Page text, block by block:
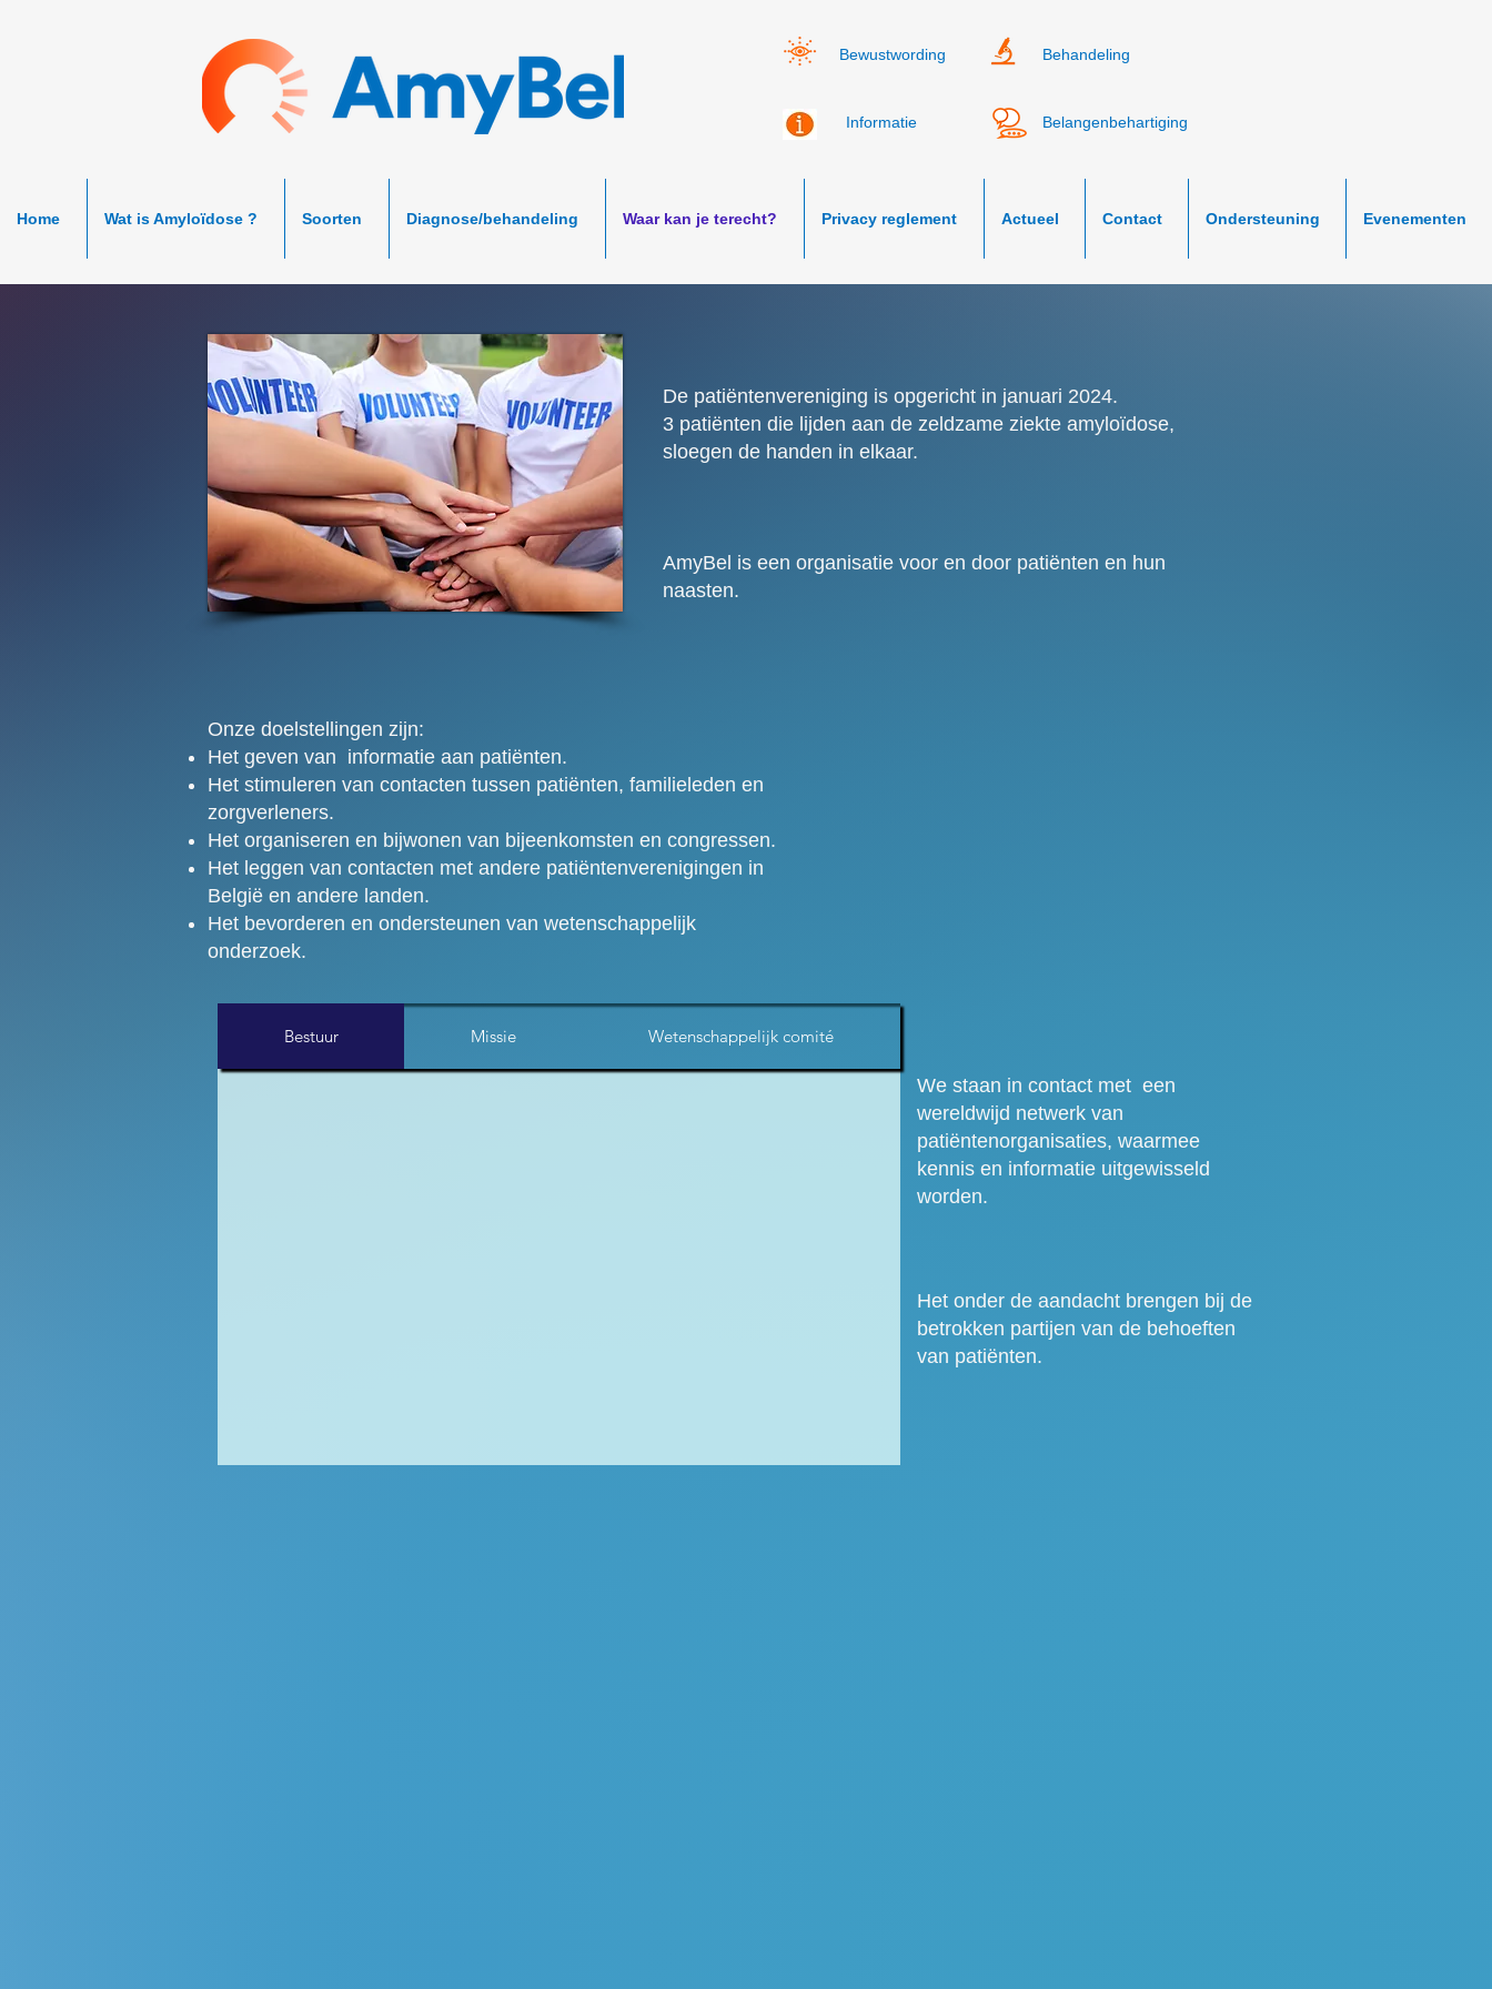
Bewustwording Behandeling
Informatie Belangenbehartiging
Home Wat is Amyloïdose ? Soorten Diagnose/behandeling Waar kan je terecht? Privacy reglement Actueel Contact Ondersteuning Evenementen
De patiëntenvereniging is opgericht in januari 2024.
3 patiënten die lijden aan de zeldzame ziekte amyloïdose,
sloegen de handen in elkaar.
AmyBel is een organisatie voor en door patiënten en hun
naasten.
Onze doelstellingen zijn:
Het geven van informatie aan patiënten.
Het stimuleren van contacten tussen patiënten, familieleden en
zorgverleners.
Het organiseren en bijwonen van bijeenkomsten en congressen.
Het leggen van contacten met andere patiëntenverenigingen in
België en andere landen.
Het bevorderen en ondersteunen van wetenschappelijk
onderzoek.
Bestuur Missie Wetenschappelijk comité
We staan in contact met een
wereldwijd netwerk van
patiëntenorganisaties, waarmee
kennis en informatie uitgewisseld
worden.
Het onder de aandacht brengen bij de
betrokken partijen van de behoeften
van patiënten.